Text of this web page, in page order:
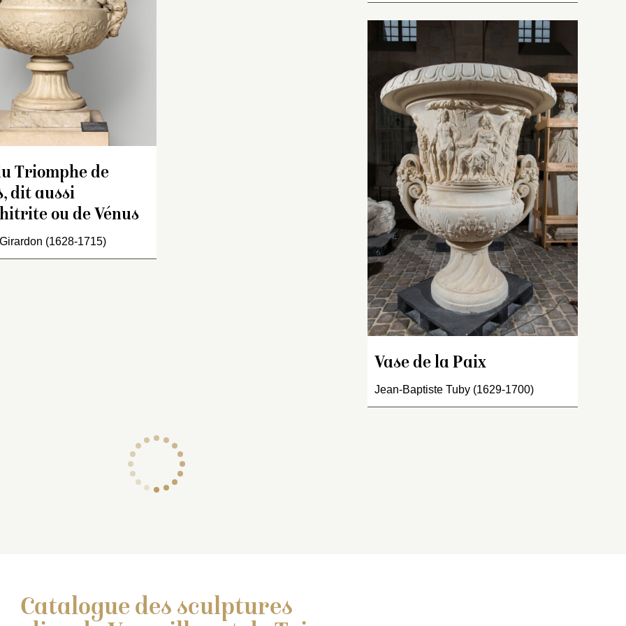
Triomphe de
dit aussi
ou de Vénus
(1628-1715)
Vase de la Paix
Jean-Baptiste Tuby (1629-1700)
Catalogue des sculptures